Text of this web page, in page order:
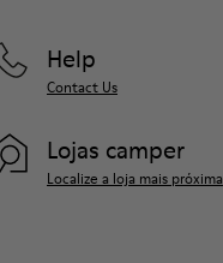
Help
Contact Us
Lojas camper
Localize a loja mais próxima